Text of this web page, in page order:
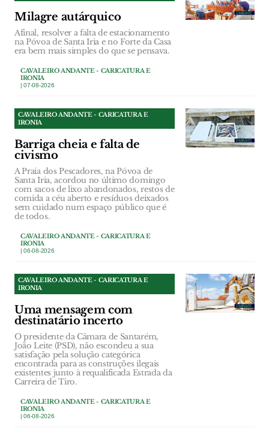
Milagre autárquico
Afinal, resolver a falta de estacionamento
na Póvoa de Santa Iria e no Forte da Casa
era bem mais simples do que se pensava.
CAVALEIRO ANDANTE - CARICATURA E
IRONIA
| 07-08-2026
CAVALEIRO ANDANTE - CARICATURA E
IRONIA
Barriga cheia e falta de
civismo
A Praia dos Pescadores, na Póvoa de
Santa Iria, acordou no último domingo
com sacos de lixo abandonados, restos de
comida a céu aberto e resíduos deixados
sem cuidado num espaço público que é
de todos.
CAVALEIRO ANDANTE - CARICATURA E
IRONIA
| 06-08-2026
CAVALEIRO ANDANTE - CARICATURA E
IRONIA
Uma mensagem com
destinatário incerto
O presidente da Câmara de Santarém,
João Leite (PSD), não escondeu a sua
satisfação pela solução categórica
encontrada para as construções ilegais
existentes junto à requalificada Estrada da
Carreira de Tiro.
CAVALEIRO ANDANTE - CARICATURA E
IRONIA
| 06-08-2026